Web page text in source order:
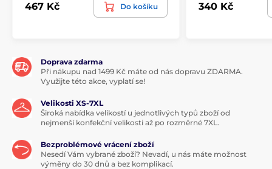
467 Kč Do košíku 340 Kč
Doprava zdarma
Při nákupu nad 1499 Kč máte od nás dopravu ZDARMA.
Využijte této akce, vyplatí se!
Velikosti XS-7XL
Široká nabídka velikostí u jednotlivých typů zboží od
nejmenší konfekční velikosti až po rozměrné 7XL.
Bezproblémové vrácení zboží
Nesedí Vám vybrané zboží? Nevadí, u nás máte možnost
výměny do 30 dnů a bez komplikací.